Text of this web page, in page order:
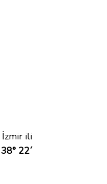
İzmir ili
38° 22´